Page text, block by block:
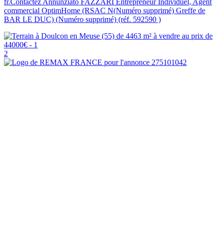
fr.Contactez Annunziato FAZZARI Entrepreneur Individuel, Agent
commercial OptimHome (RSAC N(Numéro supprimé) Greffe de
BAR LE DUC) (Numéro supprimé) (réf. 592590 )
2